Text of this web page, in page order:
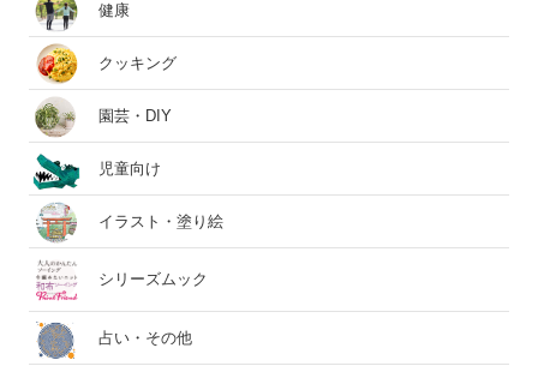
健康
クッキング
園芸・DIY
児童向け
イラスト・塗り絵
シリーズムック
占い・その他